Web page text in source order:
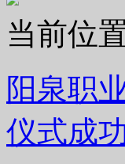
当前位
阳泉职
仪式成